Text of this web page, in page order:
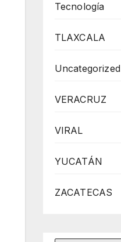
Tecnología
TLAXCALA
Uncategorized
VERACRUZ
VIRAL
YUCATÁN
ZACATECAS